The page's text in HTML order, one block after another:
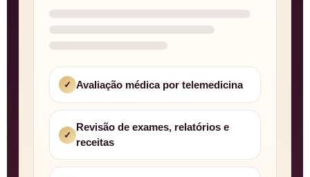
✓ Avaliação médica por telemedicina
✓
Revisão de exames, relatórios e
receitas